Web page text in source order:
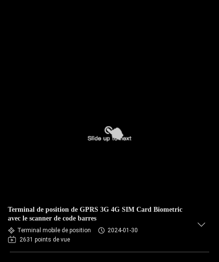
Terminal de position de GPRS 3G 4G SIM Card Biometric
avec le scanner de code barres
Terminal mobile de position
2024-01-30
2631 points de vue